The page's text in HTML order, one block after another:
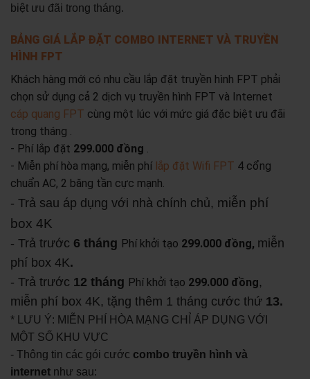
biệt ưu đãi trong tháng.
BẢNG GIÁ LẮP ĐẶT COMBO INTERNET VÀ TRUYỀN
HÌNH FPT
Khách hàng mới có nhu cầu lắp đặt truyền hình FPT phải
chọn sử dụng cả 2 dịch vụ truyền hình FPT và Internet
cáp quang FPT cùng một lúc với mức giá đặc biệt ưu đãi
trong tháng .
- Phí lắp đặt 299.000 đồng .
- Miễn phí hòa mạng, miễn phí lắp đặt Wifi FPT 4 cổng
chuẩn AC, 2 băng tần cực mạnh.
- Trả sau áp dụng với nhà chính chủ, miễn phí
box 4K
- Trả trước 6 tháng Phí khởi tạo 299.000 đồng, miễn
phí box 4K.
- Trả trước 12 tháng Phí khởi tạo 299.000 đồng,
miễn phí box 4K, tặng thêm 1 tháng cước thứ 13.
* LƯU Ý: MIỄN PHÍ HÒA MẠNG CHỈ ÁP DỤNG VỚI
MỘT SỐ KHU VỰC
- Thông tin các gói cước combo truyền hình và
internet như sau: